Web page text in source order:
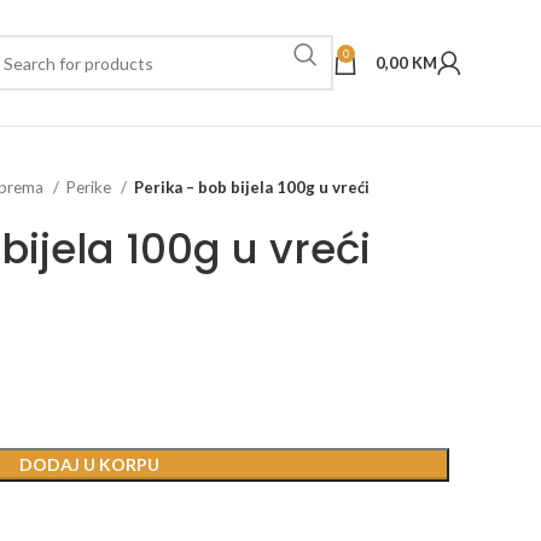
0 0,00 KM
Perike Perika – bob bijela 100g u vreći
100g u vreći
DODAJ U KORPU